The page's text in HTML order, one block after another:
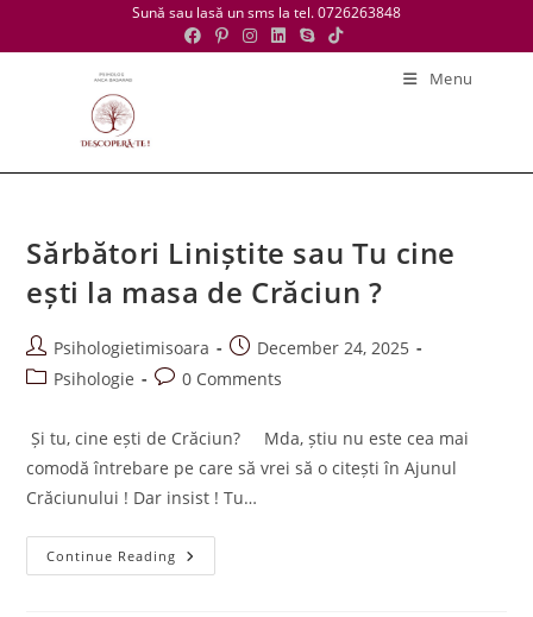
Sună sau lasă un sms la tel. 0726263848
Menu
Sărbători Liniștite sau Tu cine
ești la masa de Crăciun ?
Post
author:
Psihologietimisoara
Post
published:
December 24, 2025
PostPsihologie
Post0 Comments
Și tu, cine ești de Crăciun? Mda, știu nu este cea mai
comodă întrebare pe care să vrei să o citești în Ajunul
Crăciunului ! Dar insist ! Tu…
Continue Reading Sărbători
Liniștite